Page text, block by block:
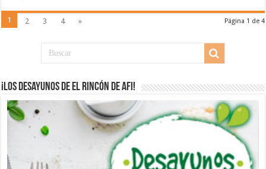
Página 1 de 4
1 2 3 4 »
¡Los desayunos de El Rincón de Afi!